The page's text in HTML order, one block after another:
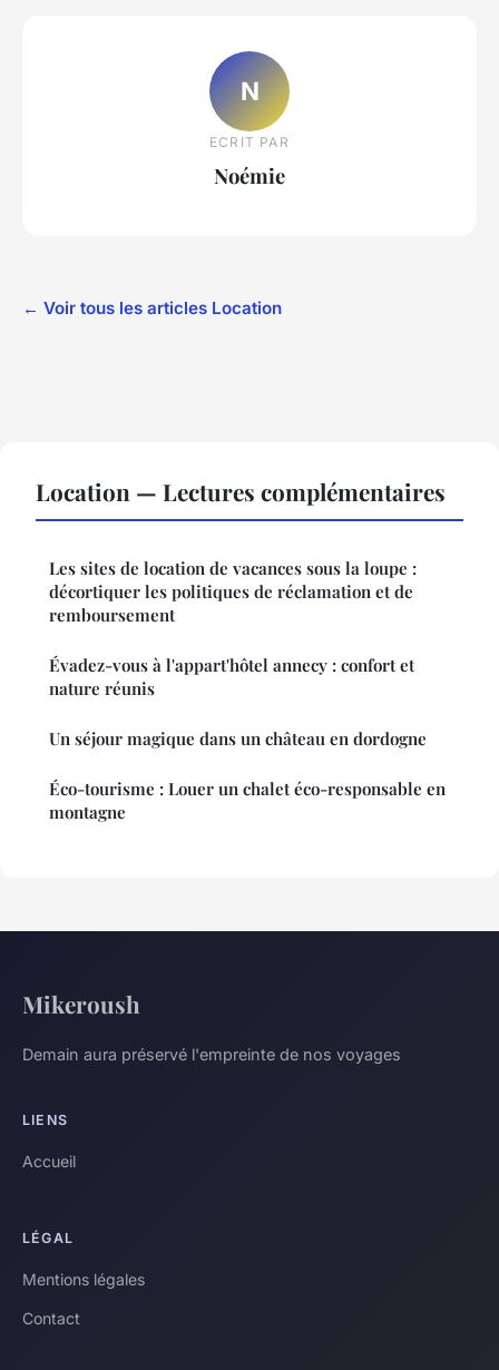
N
ECRIT PAR
Noémie
← Voir tous les articles Location
Location — Lectures complémentaires
Les sites de location de vacances sous la loupe :
décortiquer les politiques de réclamation et de
remboursement
Évadez-vous à l'appart'hôtel annecy : confort et
nature réunis
Un séjour magique dans un château en dordogne
Éco-tourisme : Louer un chalet éco-responsable en
montagne
Mikeroush
Demain aura préservé l'empreinte de nos voyages
LIENS
Accueil
LÉGAL
Mentions légales
Contact